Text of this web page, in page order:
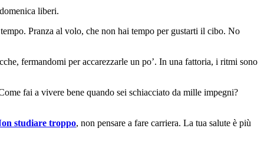
liberi.
Pranza al volo, che non hai tempo per gustarti il cibo. No
fermandomi per accarezzarle un po’. In una fattoria, i ritmi sono
fai a vivere bene quando sei schiacciato da mille impegni?
studiare troppo, non pensare a fare carriera. La tua salute è più